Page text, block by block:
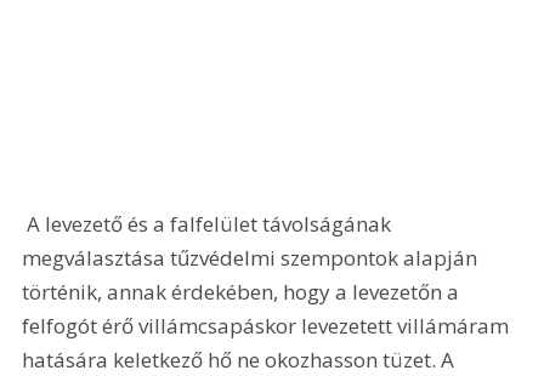
A levezető és a falfelület távolságának
megválasztása tűzvédelmi szempontok alapján
történik, annak érdekében, hogy a levezetőn a
felfogót érő villámcsapáskor levezetett villámáram
hatására keletkező hő ne okozhasson tüzet. A